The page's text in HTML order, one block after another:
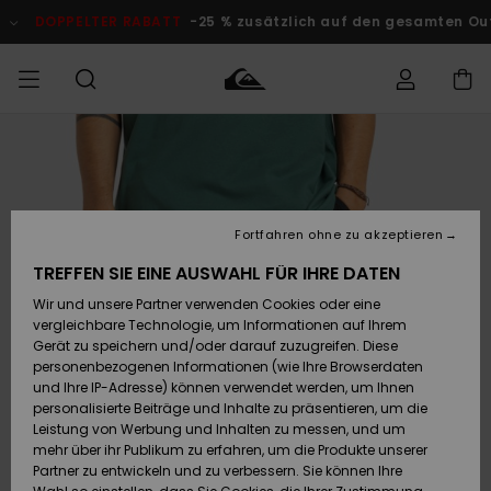
Produktinformation
DOPPELTER RABATT -25 % zusätzlich auf den gesamten
MÄNNER
Accessoires
Schuhe&
Flip-Flops
Surf
Snow
JUNGEN
Accessoires
Schuhe&
Flip-Flops
Surf
Snow
FRAUEN
Brandneu
Highlights
Snow
SURF
Kinder
Highlights
Community
SNOW
Kinder
Snow Shop
Damen
Highlights
DOPPELTER
RABATT
KINDER
Outlet
Frauen
Versand
Retouren
Bezahlung
Geschenkkarte
Quiksilver
TREFFEN SIE EINE AUSWAHL FÜR IHRE DATEN
Wir und unsere Partner verwenden Cookies oder eine
vergleichbare Technologie, um Informationen auf Ihrem
Gerät zu speichern und/oder darauf zuzugreifen. Diese
personenbezogenen Informationen (wie Ihre Browserdaten
und Ihre IP-Adresse) können verwendet werden, um Ihnen
personalisierte Beiträge und Inhalte zu präsentieren, um die
Leistung von Werbung und Inhalten zu messen, und um
mehr über ihr Publikum zu erfahren, um die Produkte unserer
Partner zu entwickeln und zu verbessern. Sie können Ihre
Fortfahren ohne zu akzeptieren